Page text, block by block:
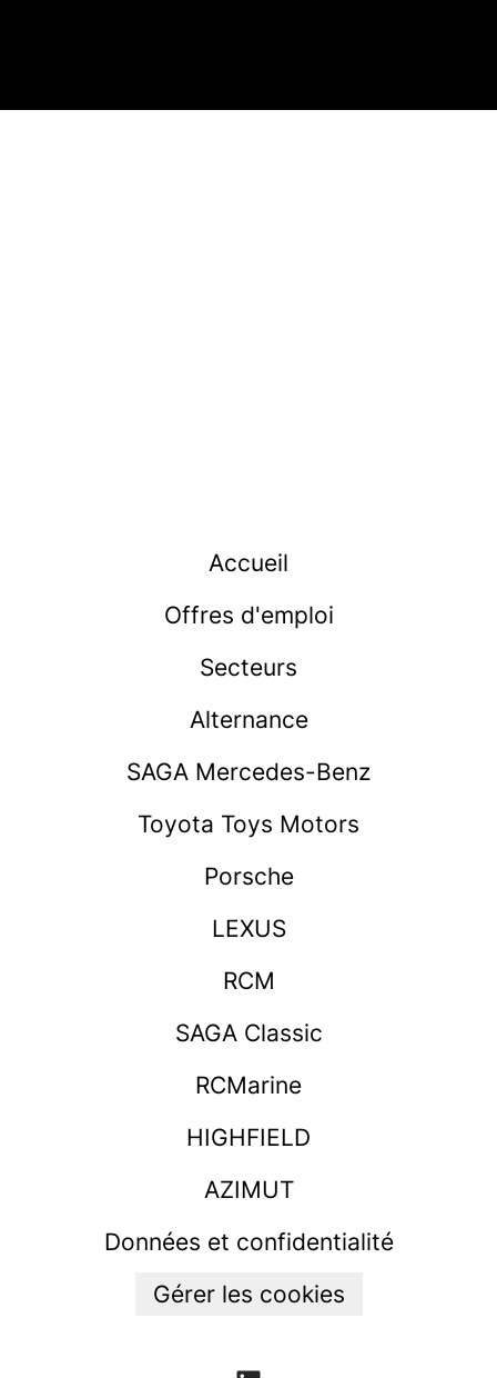
Accueil
Offres d'emploi
Secteurs
Alternance
SAGA Mercedes-Benz
Toyota Toys Motors
Porsche
LEXUS
RCM
SAGA Classic
RCMarine
HIGHFIELD
AZIMUT
Données et confidentialité
Gérer les cookies